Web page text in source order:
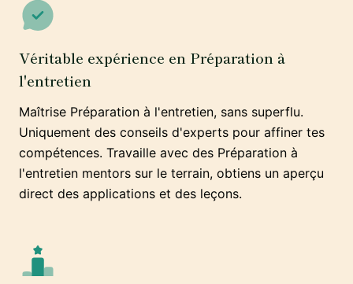
Véritable expérience en Préparation à
l'entretien
Maîtrise Préparation à l'entretien, sans superflu.
Uniquement des conseils d'experts pour affiner tes
compétences. Travaille avec des Préparation à
l'entretien mentors sur le terrain, obtiens un aperçu
direct des applications et des leçons.